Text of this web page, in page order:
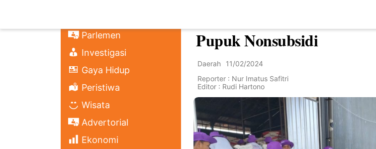
Parlemen
Investigasi
Gaya Hidup
Peristiwa
Wisata
Advertorial
Ekonomi
Pupuk Nonsubsidi
Daerah 11/02/2024
Reporter : Nur Imatus Safitri
Editor : Rudi Hartono